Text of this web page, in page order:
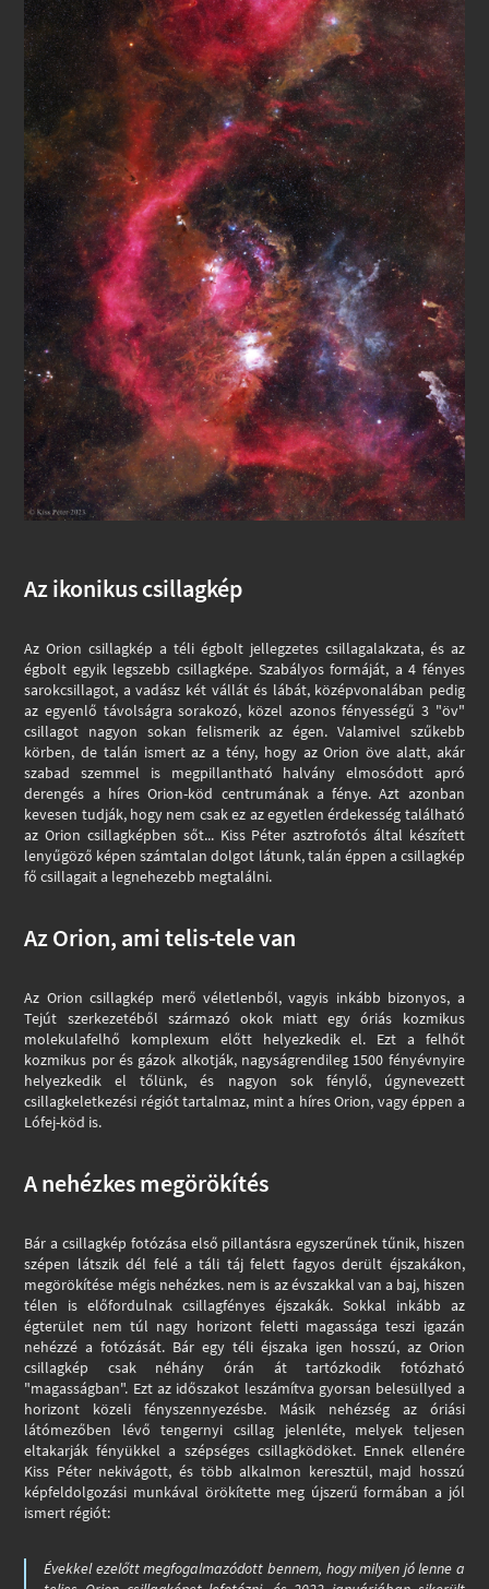
Az ikonikus csillagkép
Az Orion csillagkép a téli égbolt jellegzetes csillagalakzata, és az
égbolt egyik legszebb csillagképe. Szabályos formáját, a 4 fényes
sarokcsillagot, a vadász két vállát és lábát, középvonalában pedig
az egyenlő távolságra sorakozó, közel azonos fényességű 3 "öv"
csillagot nagyon sokan felismerik az égen. Valamivel szűkebb
körben, de talán ismert az a tény, hogy az Orion öve alatt, akár
szabad szemmel is megpillantható halvány elmosódott apró
derengés a híres Orion-köd centrumának a fénye. Azt azonban
kevesen tudják, hogy nem csak ez az egyetlen érdekesség található
az Orion csillagképben sőt... Kiss Péter asztrofotós által készített
lenyűgöző képen számtalan dolgot látunk, talán éppen a csillagkép
fő csillagait a legnehezebb megtalálni.
Az Orion, ami telis-tele van
Az Orion csillagkép merő véletlenből, vagyis inkább bizonyos, a
Tejút szerkezetéből származó okok miatt egy óriás kozmikus
molekulafelhő komplexum előtt helyezkedik el. Ezt a felhőt
kozmikus por és gázok alkotják, nagyságrendileg 1500 fényévnyire
helyezkedik el tőlünk, és nagyon sok fénylő, úgynevezett
csillagkeletkezési régiót tartalmaz, mint a híres Orion, vagy éppen a
Lófej-köd is.
A nehézkes megörökítés
Bár a csillagkép fotózása első pillantásra egyszerűnek tűnik, hiszen
szépen látszik dél felé a táli táj felett fagyos derült éjszakákon,
megörökítése mégis nehézkes. nem is az évszakkal van a baj, hiszen
télen is előfordulnak csillagfényes éjszakák. Sokkal inkább az
égterület nem túl nagy horizont feletti magassága teszi igazán
nehézzé a fotózását. Bár egy téli éjszaka igen hosszú, az Orion
csillagkép csak néhány órán át tartózkodik fotózható
"magasságban". Ezt az időszakot leszámítva gyorsan belesüllyed a
horizont közeli fényszennyezésbe. Másik nehézség az óriási
látómezőben lévő tengernyi csillag jelenléte, melyek teljesen
eltakarják fényükkel a szépséges csillagködöket. Ennek ellenére
Kiss Péter nekivágott, és több alkalmon keresztül, majd hosszú
képfeldolgozási munkával örökítette meg újszerű formában a jól
ismert régiót:
Évekkel ezelőtt megfogalmazódott bennem, hogy milyen jó lenne a